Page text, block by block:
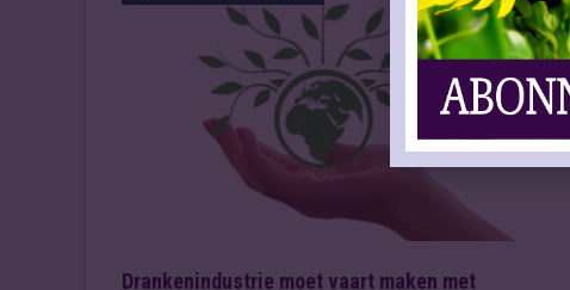
Drankenindustrie moet vaart maken met